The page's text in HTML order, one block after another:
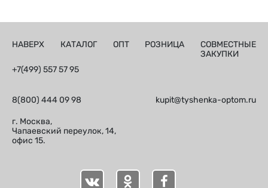
НАВЕРХ КАТАЛОГ ОПТ РОЗНИЦА
СОВМЕСТНЫЕ
ЗАКУПКИ
+7(499) 557 57 95
8(800) 444 09 98 kupit@tyshenka-optom.ru
г. Москва,
Чапаевский переулок, 14,
офис 15.